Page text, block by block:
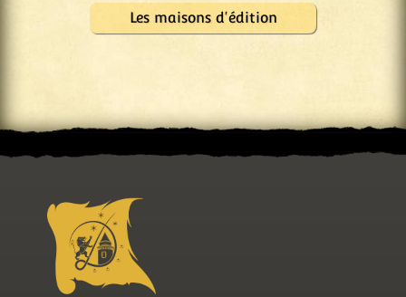
Les maisons d'édition